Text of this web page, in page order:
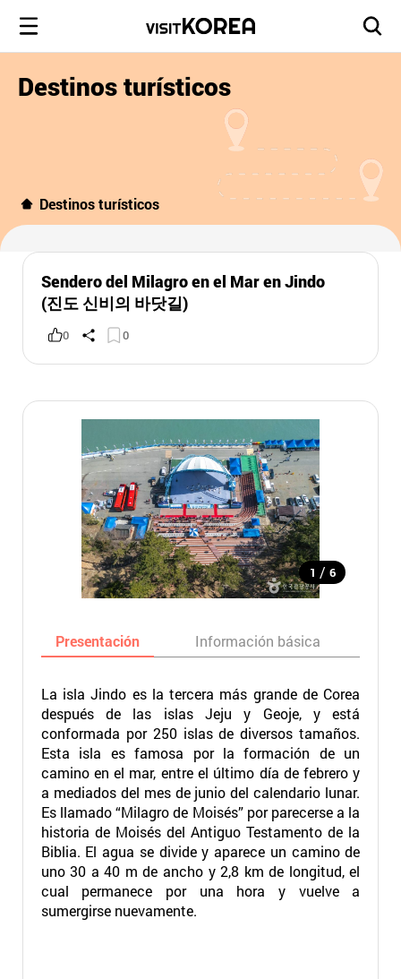
Destinos turísticos
Destinos turísticos
Sendero del Milagro en el Mar en Jindo
(진도 신비의 바닷길)
0 0
1 / 6
Presentación Información básica
La isla Jindo es la tercera más grande de Corea
después de las islas Jeju y Geoje, y está
conformada por 250 islas de diversos tamaños.
Esta isla es famosa por la formación de un
camino en el mar, entre el último día de febrero y
a mediados del mes de junio del calendario lunar.
Es llamado “Milagro de Moisés” por parecerse a la
historia de Moisés del Antiguo Testamento de la
Biblia. El agua se divide y aparece un camino de
uno 30 a 40 m de ancho y 2,8 km de longitud, el
cual permanece por una hora y vuelve a
sumergirse nuevamente.